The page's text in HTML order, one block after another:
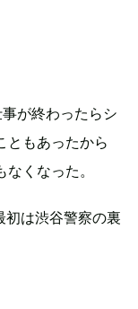
が終わったらシ
ともあったから
くなった。
初は渋谷警察の裏